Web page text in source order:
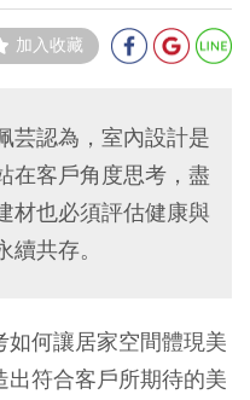
加入收藏
芸認為，室內設計是
在客戶角度思考，盡
材也必須評估健康與
共存。
何讓居家空間體現美
符合客戶所期待的美